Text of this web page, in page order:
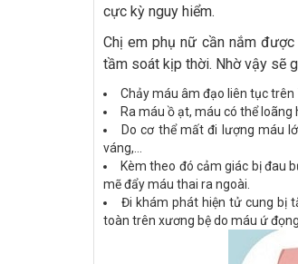
cực kỳ nguy hiểm.
Chị em phụ nữ cần nắm
tầm soát kịp thời. Nhờ vậy sẽ
Chảy máu âm đạo liên tục trên
Ra máu ồ ạt, máu có thể loãng
Do cơ thể mất đi lượng máu
váng,...
Kèm theo đó cảm giác bị đau
mẽ đẩy máu thai ra ngoài.
Đi khám phát hiện tử cung bị
toàn trên xương bệ do máu ứ